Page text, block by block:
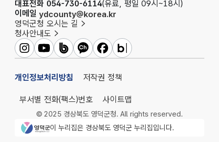
대표전화 054-730-6114(유료, 평일 09시~18시)
이메일 ydcounty@korea.kr
영덕군청 오시는 길
청사안내도
영덕군인스타그램
영덕군유튜브영덕군밴드영덕군카카오채널
영덕군페이스북
영덕군블로그
개인정보처리방침 저작권 정책
부서별 전화(팩스)번호 사이트맵
© 2025 경상북도 영덕군청. All rights reserved.
영덕군청 로고이 누리집은 경상북도 영덕군 누리집입니다.